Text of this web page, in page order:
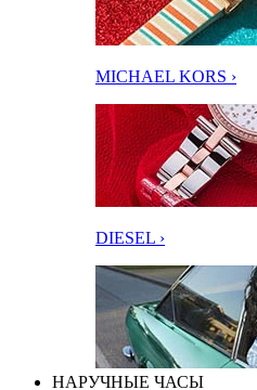
MICHAEL KORS ›
DIESEL ›
НАРУЧНЫЕ ЧАСЫ